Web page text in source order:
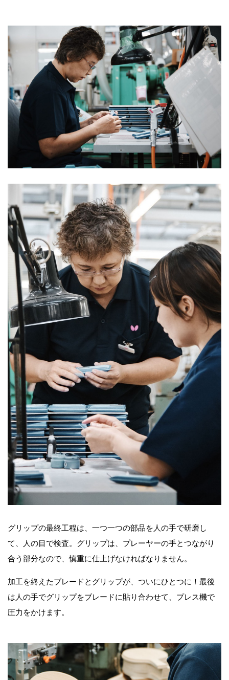
グリップの最終工程は、一つ一つの部品を人の手で研磨し
て、人の目で検査。グリップは、プレーヤーの手とつながり
合う部分なので、慎重に仕上げなければなりません。
加工を終えたブレードとグリップが、ついにひとつに！最後
は人の手でグリップをブレードに貼り合わせて、プレス機で
圧力をかけます。